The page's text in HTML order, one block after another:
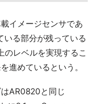
イメージセンサであ
いる部分が残っている
のレベルを実現するこ
進めているという。
AR0820と同じ